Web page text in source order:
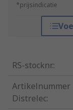
*prijsindicatie
RS-stocknr.:
Artikelnummer
Distrelec: